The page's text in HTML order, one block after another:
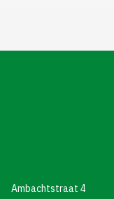
Ambachtstraat 4